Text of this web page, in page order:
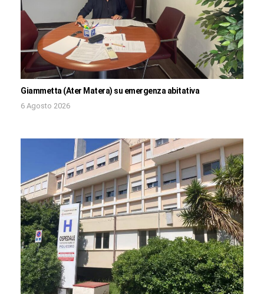
Giammetta (Ater Matera) su emergenza abitativa
6 Agosto 2026